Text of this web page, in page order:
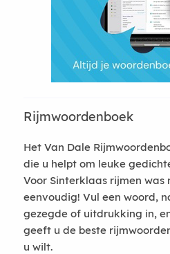
Rijmwoordenboek
Het Van Dale
die u helpt om leuke
Voor Sinterklaas rijmen was
eenvoudig! Vul een woord,
gezegde of uitdrukking in,
geeft u de beste
u wilt.